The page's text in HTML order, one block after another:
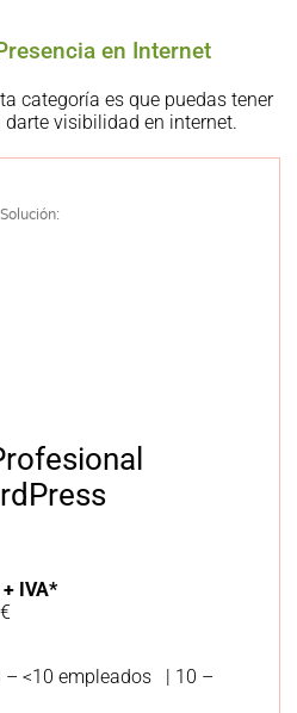
en Internet
categoría es que puedas tener
visibilidad en internet.
Solución:
IVA*
<10 empleados | 10 –